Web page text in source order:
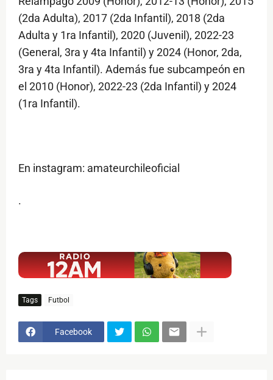
(2da Adulta), 2017 (2da Infantil), 2018 (2da
Adulta y 1ra Infantil), 2020 (Juvenil), 2022-23
(General, 3ra y 4ta Infantil) y 2024 (Honor, 2da,
3ra y 4ta Infantil). Además fue subcampeón en
el 2010 (Honor), 2022-23 (2da Infantil) y 2024
(1ra Infantil).
En instagram: amateurchileoficial
.
Tags Futbol
Facebook